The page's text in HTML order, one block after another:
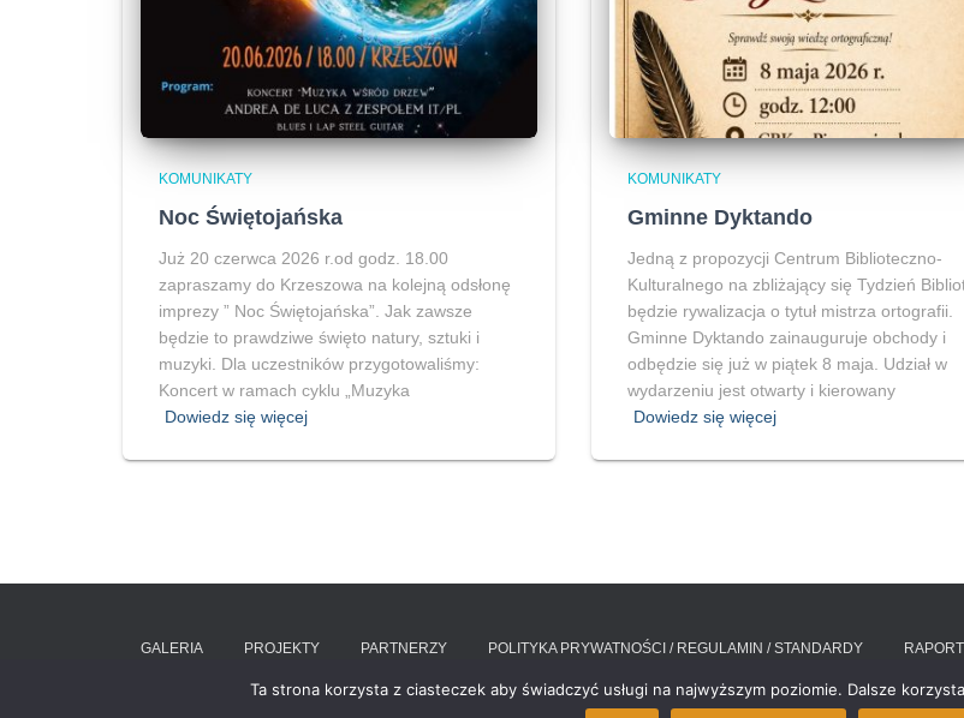
KOMUNIKATY
Noc Świętojańska
Już 20 czerwca 2026 r.od godz. 18.00
zapraszamy do Krzeszowa na kolejną odsłonę
imprezy ” Noc Świętojańska”. Jak zawsze
będzie to prawdziwe święto natury, sztuki i
muzyki. Dla uczestników przygotowaliśmy:
Koncert w ramach cyklu „Muzyka
Dowiedz się więcej
KOMUNIKATY
Gminne Dyktando
Jedną z propozycji Centrum Biblioteczno-
Kulturalnego na zbliżający się Tydzień
będzie rywalizacja o tytuł mistrza ortografii.
Gminne Dyktando zainauguruje obchody i
odbędzie się już w piątek 8 maja. Udział w
wydarzeniu jest otwarty i kierowany
Dowiedz się więcej
GALERIA PROJEKTY PARTNERZY POLITYKA PRYWATNOŚCI / REGULAMIN / STANDARDY
Ta strona korzysta z ciasteczek aby świadczyć usługi na najwyższym poziomie. Dalsze